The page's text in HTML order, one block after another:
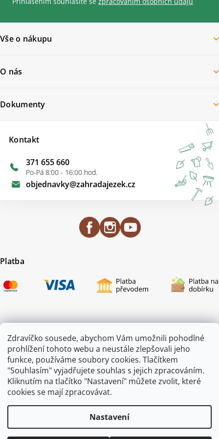
Zdravíčko sousede, abychom Vám umožnili pohodlné
prohlížení tohoto webu a neustále zlepšovali jeho
funkce, používáme soubory cookies. Tlačítkem
"Souhlasím" vyjadřujete souhlas s jejich zpracováním.
Kliknutím na tlačítko "Nastavení" můžete zvolit, které
cookies se mají zpracovávat.
Nastavení
Vše o nákupu
O nás
Kontakt
objednavky@zahradajezek.cz
371 655 660
Po-Pá 8:00 - 16:00 hod.
Dokumenty
Platba
Certifikace